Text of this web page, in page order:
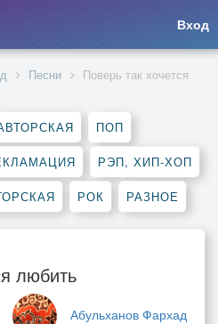
Вход
Песни
Поверь так хочется
ПОП
РЭП, ХИП-ХОП
РОК РАЗНОЕ
любить
Абульханов Фархад